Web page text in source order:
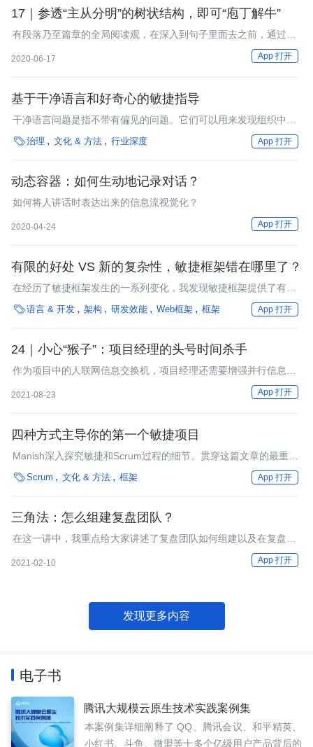
17｜参透“主从分明”的树状结构，即可“庖丁解牛”
有段落乃至篇章的全局阅读观，在深入到句子里面去之前，通过略
读等方法，先了解文章大意之后，再决定是否要开始精读。
2020-06-17 App 打开
基于干净语言和好奇心的敏捷指导
干净语言问题是指不带有偏见的问题。它们可以用来发现组织中的
基本规则、表达价值和应对机制，并且在组织中获得清晰度和多元
化的想法。它们简单易学，但实施起来有点困难。干净问题要求更
治理 文化 & 方法 行业深度 App 打开
动态容器：如何生动地记录对话？
如何将人讲话时表达出来的信息流视觉化？
2020-04-24 App 打开
有限的好处 VS 新的复杂性，敏捷框架错在哪里了？
在经历了敏捷框架发生的一系列变化，我发现敏捷框架提供了有限
的好处，但也带来了新的复杂性。
语言 & 开发 架构 研发效能 Web框架 框架 App 打开
24｜小心“猴子”：项目经理的头号时间杀手
作为项目中的人联网信息交换机，项目经理还需要增强并行信息处
理的容量，按照要事优先、琐事分类的原则，根据事情的轻重缓
急，合理分配好自己的时间，为项目创造更大的成果。
2021-08-23 App 打开
四种方式主导你的第一个敏捷项目
Manish深入探究敏捷和Scrum过程的细节。贯穿这篇文章的最重要
的内容是新手如何主导敏捷项目。这篇文章讨论了站会的重要性、
找出团队的优势和劣势、最大限度地利用你的团队以及如何避免微
Scrum 文化 & 方法 框架 App 打开
三角法：怎么组建复盘团队？
在这一讲中，我重点给大家讲述了复盘团队如何组建以及在复盘之
2021-02-10 App 打开
发现更多内容
电子书
腾讯大规模云原生技术实践案例集
本案例集详细阐释了 QQ、腾讯会议、和平精英、
小红书、斗鱼、微盟等十多个亿级用户产品背后的